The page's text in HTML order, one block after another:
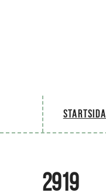
Startsida
2919